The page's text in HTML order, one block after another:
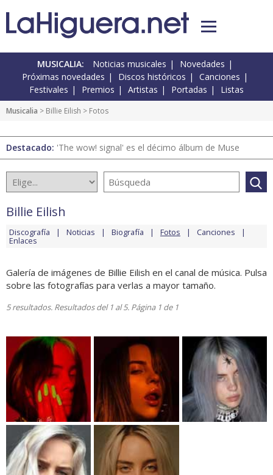
MUSICALIA: Noticias musicales
Novedades
Próximas novedades
Discos históricos
Canciones
Festivales
Premios Artistas Portadas Listas
Musicalia > Billie Eilish > Fotos
Destacado: 'The wow! signal' es el décimo álbum de Muse
Billie Eilish
Discografía Noticias Biografía Fotos Canciones
Enlaces
Galería de imágenes de Billie Eilish en el canal de música. Pulsa
sobre las fotografías para verlas a mayor tamaño.
5 resultados. Resultados del 1 al 5. Página 1 de 1